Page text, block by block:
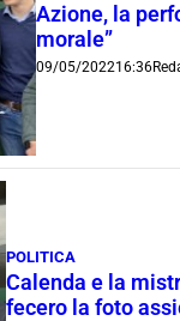
Azione, la
morale”
09/05/202216:36
POLITICA
Calenda e la
fecero la foto